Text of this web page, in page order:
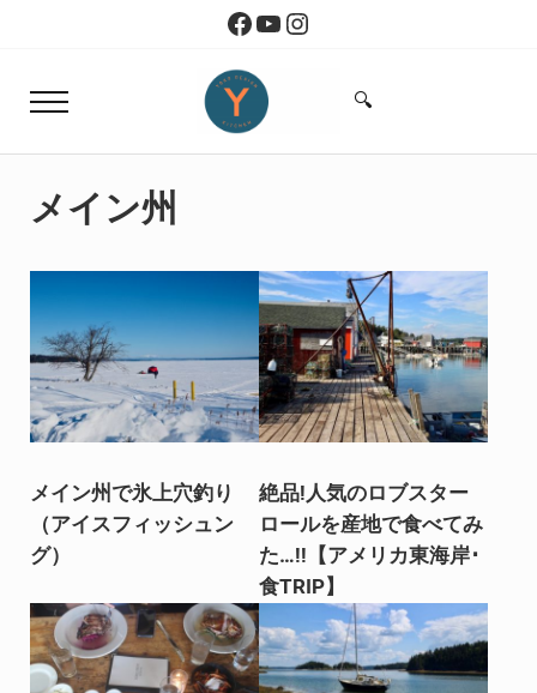
Skip to header right navigationFacebook
YouTube
Instagram
Menu
Yoko Design Kitchen
Search...
🔍
メイン州
メイン州で氷上穴釣り
（アイスフィッシュン
グ）
絶品!人気のロブスター
ロールを産地で食べてみ
た…!!【アメリカ東海岸･
食TRIP】